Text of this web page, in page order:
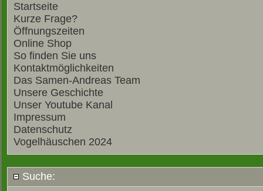
Startseite
Kurze Frage?
Öffnungszeiten
Online Shop
So finden Sie uns
Kontaktmöglichkeiten
Das Samen-Andreas Team
Unsere Geschichte
Unser Youtube Kanal
Impressum
Datenschutz
Vogelhäuschen 2024
Suche: